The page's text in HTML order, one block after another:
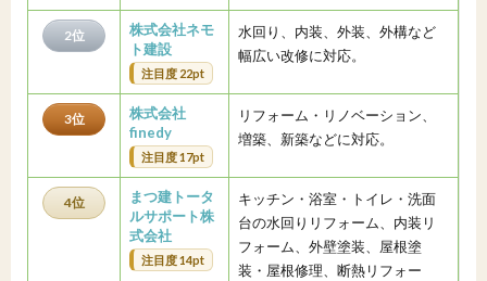
2位
株式会社ネモ
ト建設
注目度 22pt
水回り、内装、外装、外構など
幅広い改修に対応。
3位
株式会社
finedy
注目度 17pt
リフォーム・リノベーション、
増築、新築などに対応。
4位
まつ建トータ
ルサポート株
式会社
注目度 14pt
キッチン・浴室・トイレ・洗面
台の水回りリフォーム、内装リ
フォーム、外壁塗装、屋根塗
装・屋根修理、断熱リフォー